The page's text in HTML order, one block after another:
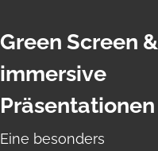
Green Screen &
immersive
Präsentationen
Eine besonders